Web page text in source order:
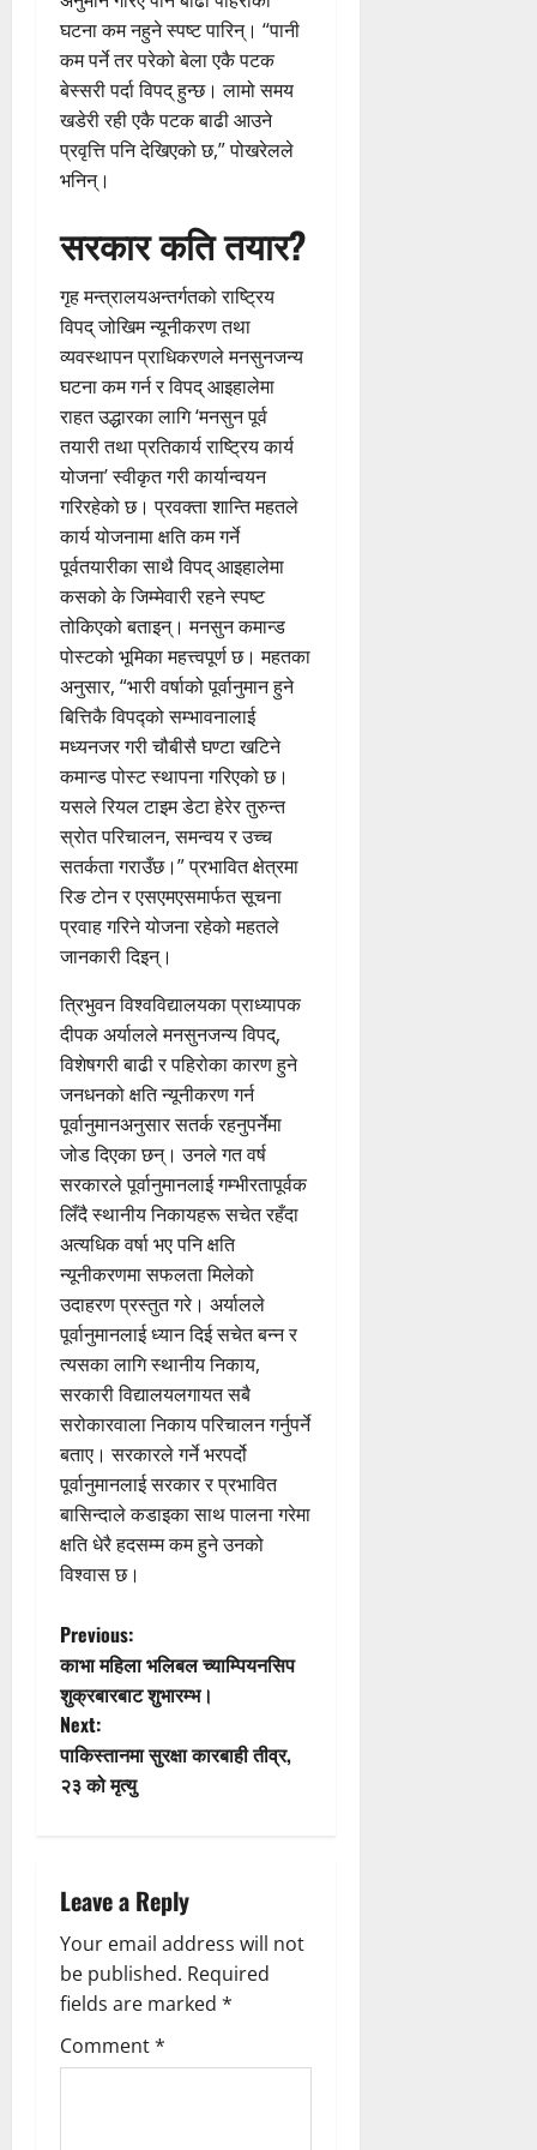
घटना कम नहुने स्पष्ट पारिन्। “पानी
कम पर्ने तर परेको बेला एकै पटक
बेस्सरी पर्दा विपद् हुन्छ। लामो समय
खडेरी रही एकै पटक बाढी आउने
प्रवृत्ति पनि देखिएको छ,” पोखरेलले
भनिन्।
सरकार कति तयार?
गृह मन्त्रालयअन्तर्गतको राष्ट्रिय
विपद् जोखिम न्यूनीकरण तथा
व्यवस्थापन प्राधिकरणले मनसुनजन्य
घटना कम गर्न र विपद् आइहालेमा
राहत उद्धारका लागि ‘मनसुन पूर्व
तयारी तथा प्रतिकार्य राष्ट्रिय कार्य
योजना’ स्वीकृत गरी कार्यान्वयन
गरिरहेको छ। प्रवक्ता शान्ति महतले
कार्य योजनामा क्षति कम गर्ने
पूर्वतयारीका साथै विपद् आइहालेमा
कसको के जिम्मेवारी रहने स्पष्ट
तोकिएको बताइन्। मनसुन कमान्ड
पोस्टको भूमिका महत्त्वपूर्ण छ। महतका
अनुसार, “भारी वर्षाको पूर्वानुमान हुने
बित्तिकै विपद्को सम्भावनालाई
मध्यनजर गरी चौबीसै घण्टा खटिने
कमान्ड पोस्ट स्थापना गरिएको छ।
यसले रियल टाइम डेटा हेरेर तुरुन्त
स्रोत परिचालन, समन्वय र उच्च
सतर्कता गराउँछ।” प्रभावित क्षेत्रमा
रिङ टोन र एसएमएसमार्फत सूचना
प्रवाह गरिने योजना रहेको महतले
जानकारी दिइन्।
त्रिभुवन विश्वविद्यालयका प्राध्यापक
दीपक अर्यालले मनसुनजन्य विपद्,
विशेषगरी बाढी र पहिरोका कारण हुने
जनधनको क्षति न्यूनीकरण गर्न
पूर्वानुमानअनुसार सतर्क रहनुपर्नेमा
जोड दिएका छन्। उनले गत वर्ष
सरकारले पूर्वानुमानलाई गम्भीरतापूर्वक
लिँदै स्थानीय निकायहरू सचेत रहँदा
अत्यधिक वर्षा भए पनि क्षति
न्यूनीकरणमा सफलता मिलेको
उदाहरण प्रस्तुत गरे। अर्यालले
पूर्वानुमानलाई ध्यान दिई सचेत बन्न र
त्यसका लागि स्थानीय निकाय,
सरकारी विद्यालयलगायत सबै
सरोकारवाला निकाय परिचालन गर्नुपर्ने
बताए। सरकारले गर्ने भरपर्दो
पूर्वानुमानलाई सरकार र प्रभावित
बासिन्दाले कडाइका साथ पालना गरेमा
क्षति धेरै हदसम्म कम हुने उनको
विश्वास छ।
P
o
s
t
a
v
i
g
Previous:
काभा महिला भलिबल च्याम्पियनसिप
शुक्रबारबाट शुभारम्भ।
Next:
पाकिस्तानमा सुरक्षा कारबाही तीव्र,
२३ को मृत्यु
Leave a Reply
Your email address will not
be published. Required
fields are marked *
Comment*